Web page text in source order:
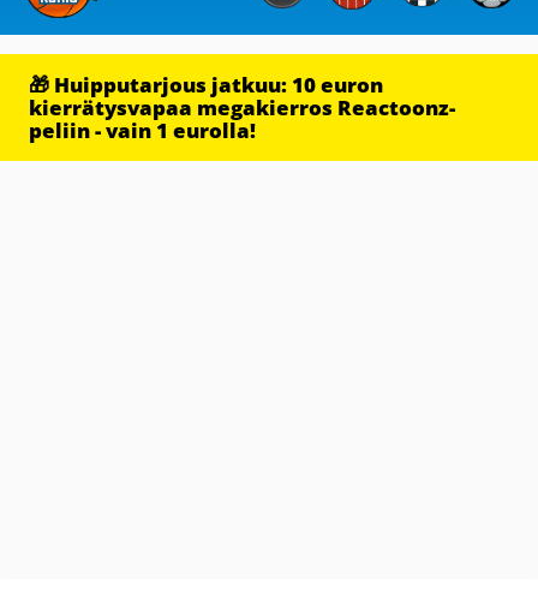
🎁 Huipputarjous jatkuu: 10 euron
kierrätysvapaa megakierros Reactoonz-
peliin - vain 1 eurolla!